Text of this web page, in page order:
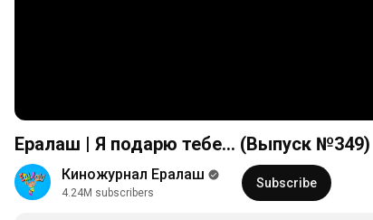
Ералаш | Я подарю тебе... (Выпуск №349)
Киножурнал Ералаш
4.24M subscribers
Subscribe